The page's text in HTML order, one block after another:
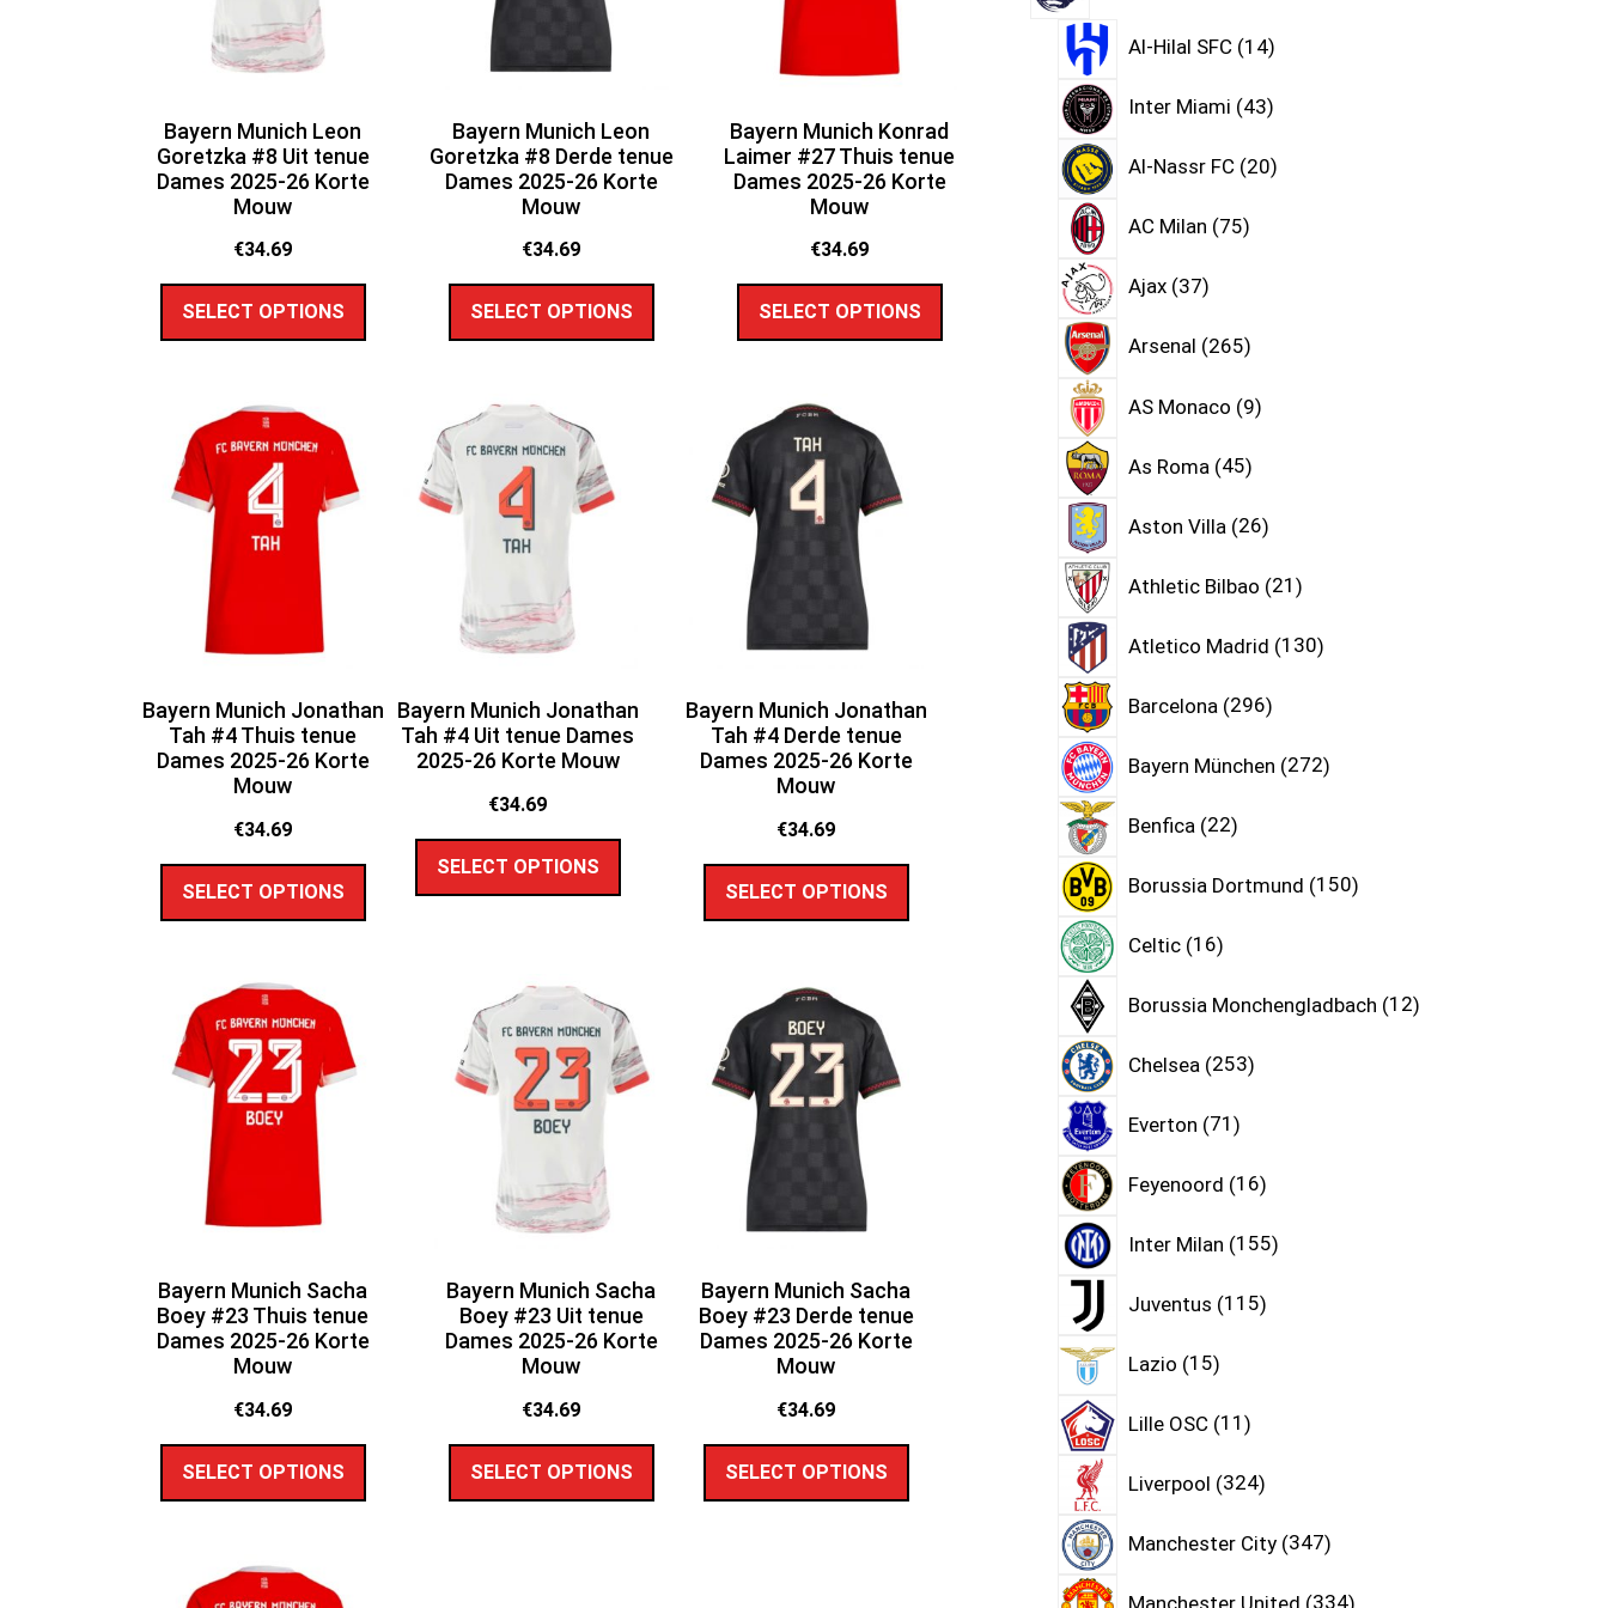
Bayern Munich Leon
Goretzka #8 Uit tenue
Dames 2025-26 Korte
Mouw
€34.69
SELECT OPTIONS
Bayern Munich Leon
Goretzka #8 Derde tenue
Dames 2025-26 Korte
Mouw
€34.69
SELECT OPTIONS
Bayern Munich Konrad
Laimer #27 Thuis tenue
Dames 2025-26 Korte
Mouw
€34.69
SELECT OPTIONS
Bayern Munich Jonathan
Tah #4 Thuis tenue
Dames 2025-26 Korte
Mouw
€34.69
SELECT OPTIONS
Bayern Munich Jonathan
Tah #4 Uit tenue Dames
2025-26 Korte Mouw
€34.69
SELECT OPTIONS
Bayern Munich Jonathan
Tah #4 Derde tenue
Dames 2025-26 Korte
Mouw
€34.69
SELECT OPTIONS
Bayern Munich Sacha
Boey #23 Thuis tenue
Dames 2025-26 Korte
Mouw
€34.69
SELECT OPTIONS
Bayern Munich Sacha
Boey #23 Uit tenue
Dames 2025-26 Korte
Mouw
€34.69
SELECT OPTIONS
Bayern Munich Sacha
Boey #23 Derde tenue
Dames 2025-26 Korte
Mouw
€34.69
SELECT OPTIONS
Al-Hilal SFC 14
Inter Miami 43
Al-Nassr FC 20
AC Milan 75
Ajax 37
Arsenal 265
AS Monaco 9
As Roma 45
Aston Villa 26
Athletic Bilbao 21
Atletico Madrid 130
Barcelona 296
Bayern München 272
Benfica 22
Borussia Dortmund 150
Celtic 16
Borussia Monchengladbach 12
Chelsea 253
Everton 71
Feyenoord 16
Inter Milan 155
Juventus 115
Lazio 15
Lille OSC 11
Liverpool 324
Manchester City 347
Manchester United 334